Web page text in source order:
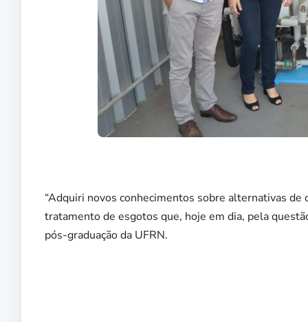
“Adquiri novos conhecimentos sobre alternativas
tratamento de esgotos que, hoje em dia, pela
pós-graduação da UFRN.